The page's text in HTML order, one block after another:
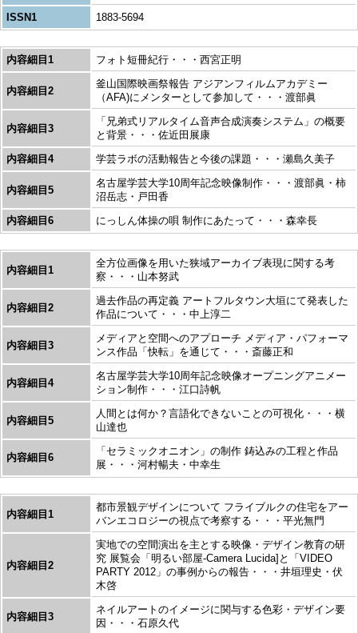
ISSN1
1883-5694
内容細目1 フォト短冊紀行・・・西宮正明
内容細目2
釜山国際映画祭報告 アジアンフィルムアカデミー
（AFA)にメンターとして参加して・・・渡部眞
内容細目3
「兄弟式リアルタイム音声合成演奏システム」の概要
と背景・・・佐近田展康
内容細目4
学芸ラボの活動報告と今後の課題・・・瀬島久美子
内容細目5
名古屋学芸大学10周年記念映像制作・・・渡部眞・柿
沼岳志・戸田香
内容細目6
にっしん体操の唄 制作にあたって・・・森幸長
内容細目1
全方位画像を用いた狭域アーカイブ表現に関する考
察・・・山本努武
内容細目2
過去作品の再定義 アートフルタウン大垣にて発表した
作品について・・・中上淳二
内容細目3
メディアと空間へのアプローチ メディア・パフォーマ
ンス作品「快転」を通じて・・・斎藤正和
内容細目4
名古屋学芸大学10周年記念映像オープニングアニメー
ション制作・・・江口詩帆
内容細目5
人間とは何か？言語化できないことの可視化・・・横
山達也
内容細目6
「セラミックオニオン」の制作 鋳込みの工程と作品
展・・・河村暢夫・中幸生
内容細目1
都市景観デザインについて フライブルクの住宅をアー
バンエコロジーの視点で考察する・・・平光無門
内容細目2
実地での空間演出を主とする映像・デザイン教育の研
究 展覧会「明るい部屋-Camera Lucida]と「VIDEO
PARTY 2012」の事例からの報告・・・井垣理史・伏
木啓
内容細目3
ネイルアートのイメージに関与する色彩・デザイン要
因・・・石原久代